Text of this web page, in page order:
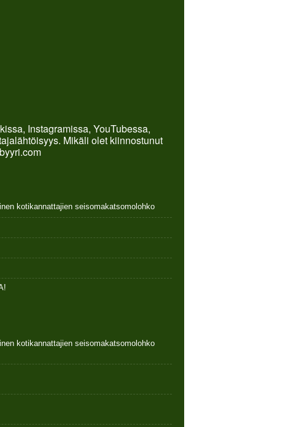
Instagramissa, YouTubessa,
Mikäli olet kiinnostunut
kotikannattajien seisomakatsomolohko
kotikannattajien seisomakatsomolohko